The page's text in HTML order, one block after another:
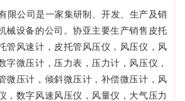
限公司是一家集研制、开发、生产及销
械设备的公司。协亚主要生产销售皮托
管风速计，皮托管风压仪，风压仪，风
字微压计，压力表，压力计，风压仪，
微压计，倾斜微压计，补偿微压计，风
，数字风速风压仪，风量仪，大气压力